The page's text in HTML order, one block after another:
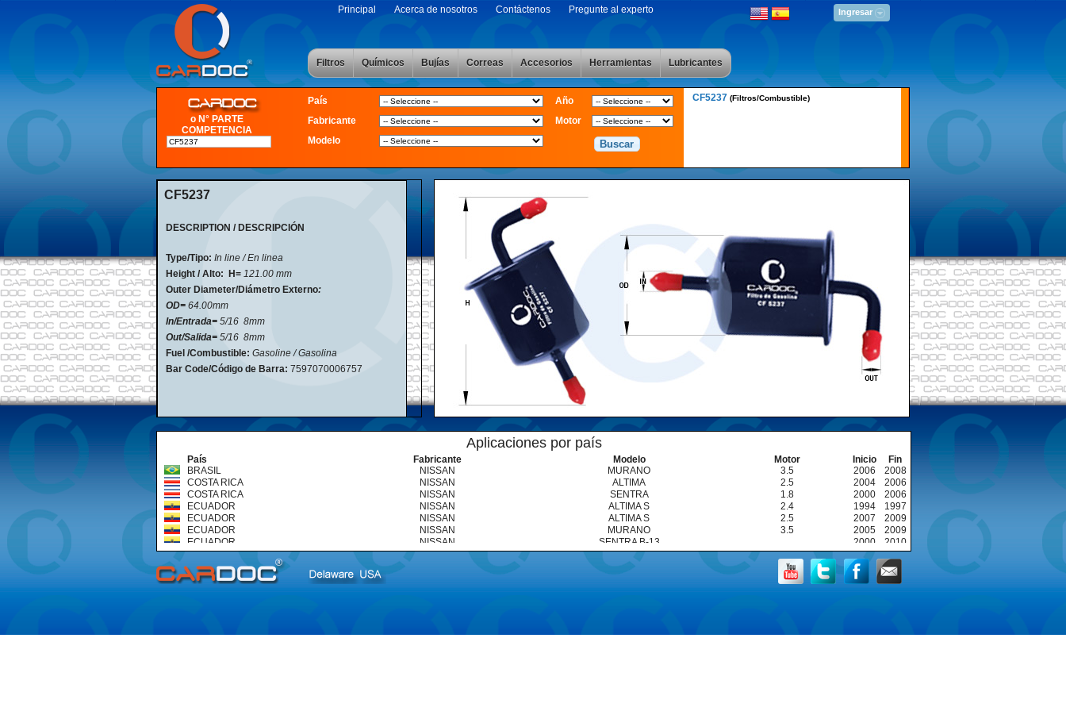
Principal Acerca de nosotros Contáctenos Pregunte al experto Ingresar
Filtros Químicos Bujías Correas Accesorios Herramientas Lubricantes
o N° PARTE
COMPETENCIA
País
Fabricante
Modelo
Año
Motor
CF5237 (Filtros/Combustible)
CF5237
DESCRIPTION / DESCRIPCIÓN
Type/Tipo: In line / En linea
Height / Alto:
H= 121.00 mm
Outer Diameter/Diámetro Externo:
OD= 64.00mm
In/Entrada= 5/16 8mm
Out/Salida= 5/16 8mm
Fuel /Combustible: Gasoline / Gasolina
Bar Code/Código de Barra: 7597070006757
Aplicaciones por país
País Fabricante Modelo Motor Inicio
Fin
BRASIL
NISSAN MURANO 3.5 2006
2008
COSTA RICA
NISSAN ALTIMA 2.5 2004
2006
COSTA RICA
NISSAN SENTRA 1.8 2000
2006
ECUADOR
NISSAN ALTIMA S 2.4 1994
1997
ECUADOR
NISSAN ALTIMA S 2.5 2007
2009
ECUADOR
NISSAN MURANO 3.5 2005
2009
ECUADOR
NISSAN SENTRA B-13 2000
2010
ECUADOR
NISSAN SENTRA B-14 1994
2000
ECUADOR
SENTRA B-15 2000
2006
VENEZUELA
3.0- 6V 1993
1997
VENEZUELA
NISSAN ALTIMA 2.5- 4L 1994
2008